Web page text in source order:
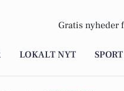
Gratis nyheder
LOKALT NYT SPORT